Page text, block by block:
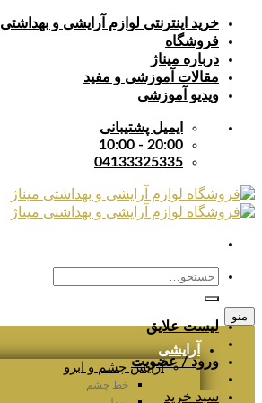
Skip
content
خرید اینترنتی لوازم آرایشی و بهداشتی
فروشگاه
درباره میناژ
مقالات آموزشی و مفید
ویدیو آموزشی
ایمیل پشتیبانی
20:00 - 10:00
04133325335
جستجو
برای:
لیست علایق
ورود / عضویت
سبد خرید
منو
آرایشی
آرایش چشم و ابرو
خط چشم